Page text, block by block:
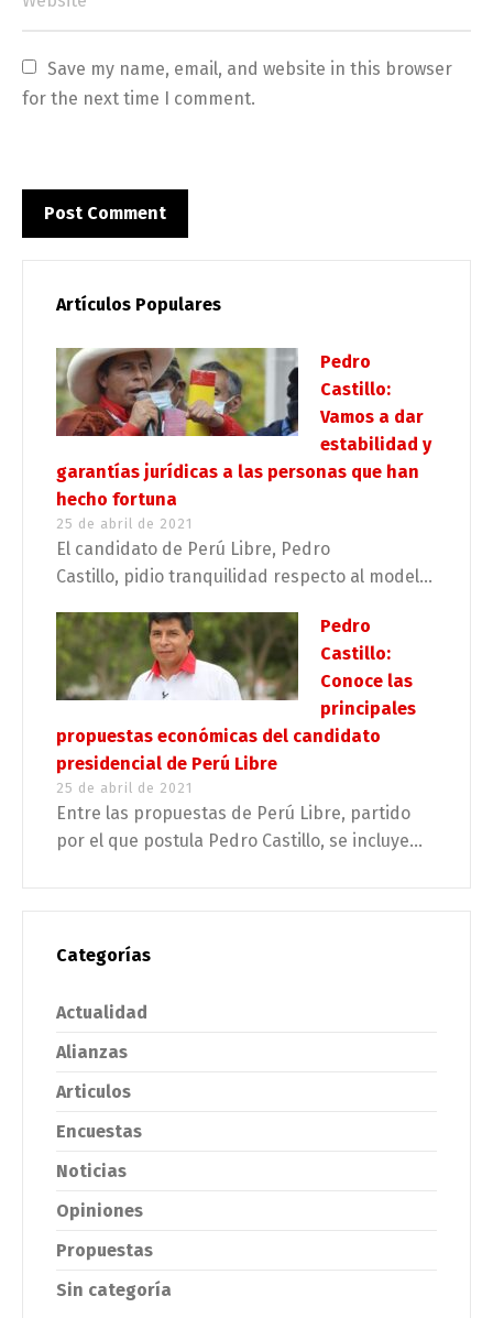
Save my name, email, and website in this browser
for the next time I comment.
Artículos Populares
Pedro
Castillo:
Vamos a dar
estabilidad y
garantías jurídicas a las personas que han
hecho fortuna
25 de abril de 2021
El candidato de Perú Libre, Pedro
Castillo, pidio tranquilidad respecto al model...
Pedro
Castillo:
Conoce las
principales
propuestas económicas del candidato
presidencial de Perú Libre
25 de abril de 2021
Entre las propuestas de Perú Libre, partido
por el que postula Pedro Castillo, se incluye...
Categorías
Actualidad
Alianzas
Articulos
Encuestas
Noticias
Opiniones
Propuestas
Sin categoría